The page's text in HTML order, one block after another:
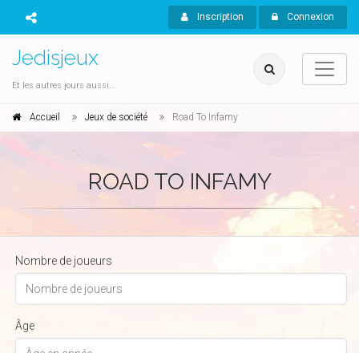
Inscription Connexion
Jedisjeux
Et les autres jours aussi...
Accueil Jeux de société Road To Infamy
ROAD TO INFAMY
Nombre de joueurs
Âge